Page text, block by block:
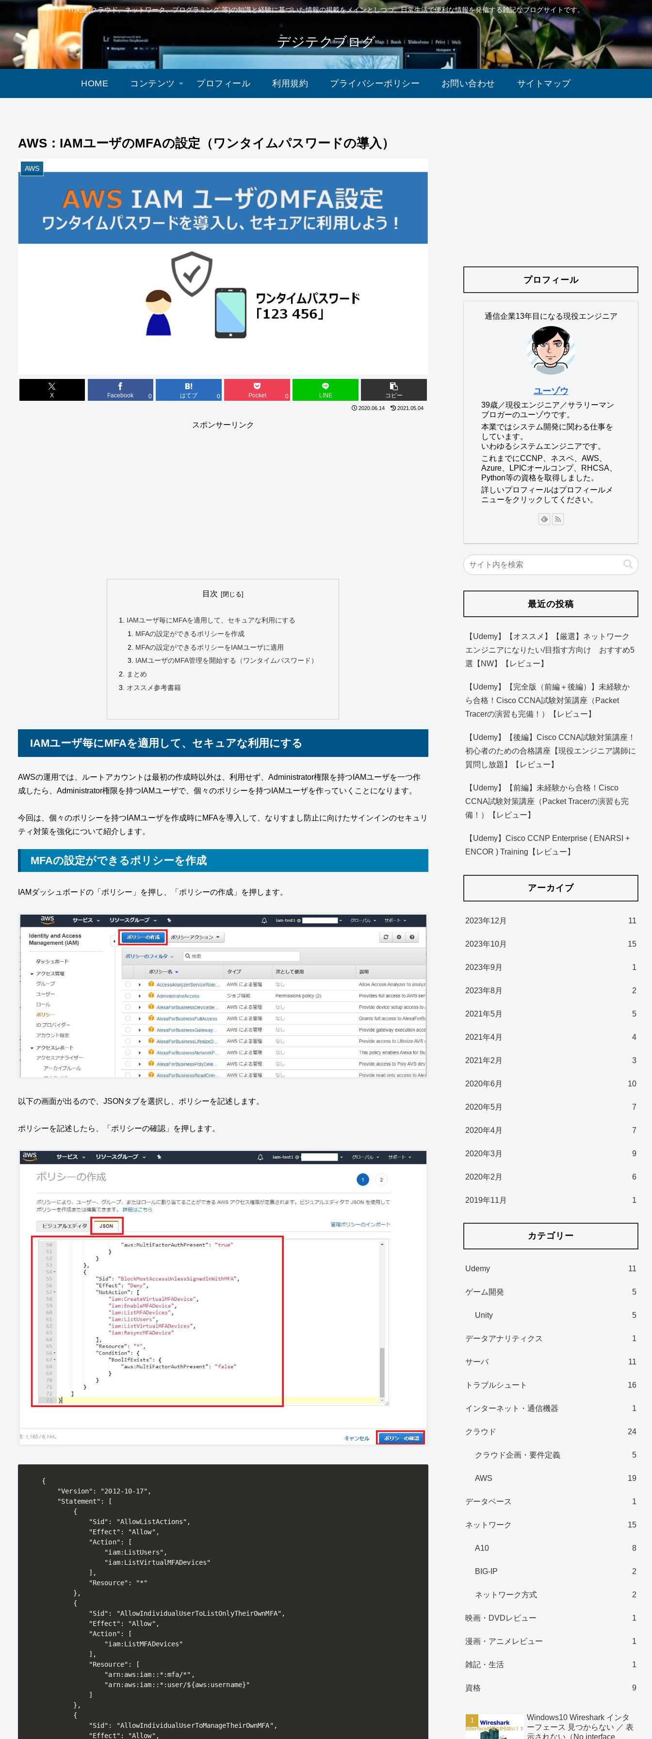
IT関連(クラウド、ネットワーク、プログラミング 等)の知識と経験に基づいた情報の掲載をメインとしつつ、日常生活で便利な情報を発信する雑記なブログサイトです。
デジテクブログ
HOME コンテンツ プロフィール 利用規約 プライバシーポリシー お問い合わせ サイトマップ
AWS：IAMユーザのMFAの設定（ワンタイムパスワードの導入）
AWS
X Facebook 0 はてブ 0 Pocket 0 LINE コピー
2020.06.14 2021.05.04
スポンサーリンク
目次
IAMユーザ毎にMFAを適用して、セキュアな利用にする
MFAの設定ができるポリシーを作成
MFAの設定ができるポリシーをIAMユーザに適用
IAMユーザのMFA管理を開始する（ワンタイムパスワード）
まとめ
オススメ参考書籍
IAMユーザ毎にMFAを適用して、セキュアな利用にする
AWSの運用では、ルートアカウントは最初の作成時以外は、利用せず、Administrator権限を持つIAMユーザを一つ作
成したら、Administrator権限を持つIAMユーザで、個々のポリシーを持つIAMユーザを作っていくことになります。
今回は、個々のポリシーを持つIAMユーザを作成時にMFAを導入して、なりすまし防止に向けたサインインのセキュリ
ティ対策を強化について紹介します。
MFAの設定ができるポリシーを作成
IAMダッシュボードの「ポリシー」を押し、「ポリシーの作成」を押します。
以下の画面が出るので、JSONタブを選択し、ポリシーを記述します。
ポリシーを記述したら、「ポリシーの確認」を押します。
{
    "Version": "2012-10-17",
    "Statement": [
        {
            "Sid": "AllowListActions",
            "Effect": "Allow",
            "Action": [
                "iam:ListUsers",
                "iam:ListVirtualMFADevices"
            ],
            "Resource": "*"
        },
        {
            "Sid": "AllowIndividualUserToListOnlyTheirOwnMFA",
            "Effect": "Allow",
            "Action": [
                "iam:ListMFADevices"
            ],
            "Resource": [
                "arn:aws:iam::*:mfa/*",
                "arn:aws:iam::*:user/${aws:username}"
            ]
        },
        {
            "Sid": "AllowIndividualUserToManageTheirOwnMFA",
            "Effect": "Allow",
プロフィール
通信企業13年目になる現役エンジニア
ユーゾウ
39歳／現役エンジニア／サラリーマン
ブロガーのユーゾウです。
本業ではシステム開発に関わる仕事を
しています。
いわゆるシステムエンジニアです。
これまでにCCNP、ネスペ、AWS、
Azure、LPICオールコンプ、RHCSA、
Python等の資格を取得しました。
詳しいプロフィールはプロフィールメ
ニューをクリックしてください。
最近の投稿
【Udemy】【オススメ】【厳選】ネットワーク
エンジニアになりたい/目指す方向け おすすめ5
選【NW】【レビュー】
【Udemy】【完全版（前編＋後編）】未経験か
ら合格！Cisco CCNA試験対策講座（Packet
Tracerの演習も完備！）【レビュー】
【Udemy】【後編】Cisco CCNA試験対策講座！
初心者のための合格講座【現役エンジニア講師に
質問し放題】【レビュー】
【Udemy】【前編】未経験から合格！Cisco
CCNA試験対策講座（Packet Tracerの演習も完
備！）【レビュー】
【Udemy】Cisco CCNP Enterprise ( ENARSI +
ENCOR ) Training【レビュー】
アーカイブ
2023年12月 11
2023年10月 15
2023年9月 1
2023年8月 2
2021年5月 5
2021年4月 4
2021年2月 3
2020年6月 10
2020年5月 7
2020年4月 7
2020年3月 9
2020年2月 6
2019年11月 1
カテゴリー
Udemy 11
ゲーム開発 5
Unity 5
データアナリティクス 1
サーバ 11
トラブルシュート 16
インターネット・通信機器 1
クラウド 24
クラウド企画・要件定義 5
AWS 19
データベース 1
ネットワーク 15
A10 8
BIG-IP 2
ネットワーク方式 2
映画・DVDレビュー 1
漫画・アニメレビュー 1
雑記・生活 1
資格 9
Windows10 Wireshark インタ
ーフェース 見つからない ／ 表
示されない（No interface